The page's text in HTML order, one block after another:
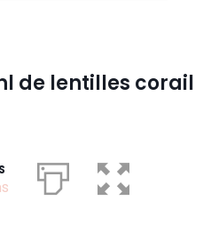
de lentilles corail
Parts